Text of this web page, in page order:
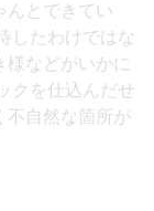
んとできてい
したわけではな
などがいかに
クを仕込んだせ
不自然な箇所が